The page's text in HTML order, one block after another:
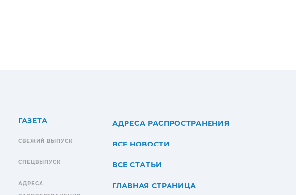
ГАЗЕТА
СВЕЖИЙ ВЫПУСК
СПЕЦВЫПУСК
АДРЕСА
АДРЕСА РАСПРОСТРАНЕНИЯ
ВСЕ НОВОСТИ
ВСЕ СТАТЬИ
ГЛАВНАЯ СТРАНИЦА